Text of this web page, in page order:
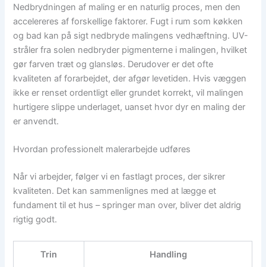
Nedbrydningen af maling er en naturlig proces, men den
accelereres af forskellige faktorer. Fugt i rum som køkken
og bad kan på sigt nedbryde malingens vedhæftning. UV-
stråler fra solen nedbryder pigmenterne i malingen, hvilket
gør farven træt og glansløs. Derudover er det ofte
kvaliteten af forarbejdet, der afgør levetiden. Hvis væggen
ikke er renset ordentligt eller grundet korrekt, vil malingen
hurtigere slippe underlaget, uanset hvor dyr en maling der
er anvendt.
Hvordan professionelt malerarbejde udføres
Når vi arbejder, følger vi en fastlagt proces, der sikrer
kvaliteten. Det kan sammenlignes med at lægge et
fundament til et hus – springer man over, bliver det aldrig
rigtig godt.
Trin Handling